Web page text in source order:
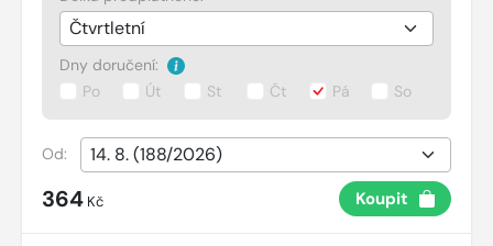
Dny doručení:
Po
Út St Čt Pá So
Od:
364 Kč Koupit